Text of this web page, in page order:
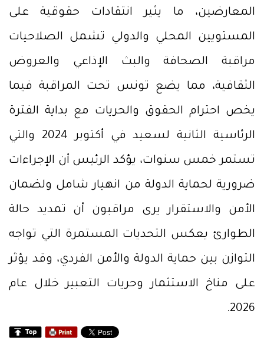
المعارضين، ما يثير انتقادات حقوقية على
المستويين المحلي والدولي تشمل الصلاحيات
مراقبة الصحافة والبث الإذاعي والعروض
الثقافية، مما يضع تونس تحت المراقبة فيما
يخص احترام الحقوق والحريات مع بداية الفترة
الرئاسية الثانية لسعيد في أكتوبر 2024 والتي
تستمر خمس سنوات، يؤكد الرئيس أن الإجراءات
ضرورية لحماية الدولة من انهيار شامل ولضمان
الأمن والاستقرار يرى مراقبون أن تمديد حالة
الطوارئ يعكس التحديات المستمرة التي تواجه
التوازن بين حماية الدولة والأمن الفردي، وقد يؤثر
على مناخ الاستثمار وحريات التعبير خلال عام
2026.